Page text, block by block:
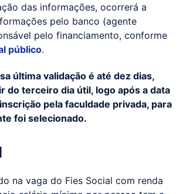
das informações, ocorrerá a
pelo banco (agente
pelo financiamento, conforme
público.
última validação é até dez dias,
do terceiro dia útil, logo após a data
pela faculdade privada, para
foi selecionado.
na vaga do Fies Social com renda